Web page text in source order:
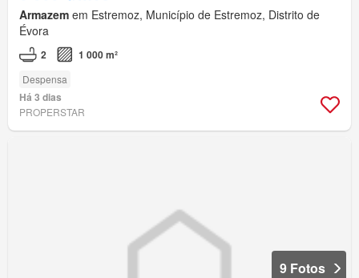
Armazem em Estremoz, Município de Estremoz, Distrito de
Évora
2 1 000 m²
Despensa
Há 3 dias
PROPERSTAR
9 Fotos